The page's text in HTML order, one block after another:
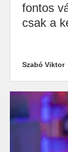
fontos
csak a
Szabó Viktor